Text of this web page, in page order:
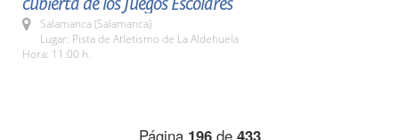
Salamanca (Salamanca)
Lugar: Pista de Atletismo de La Aldehuela
Hora: 11:00 h.
Página 196de 433